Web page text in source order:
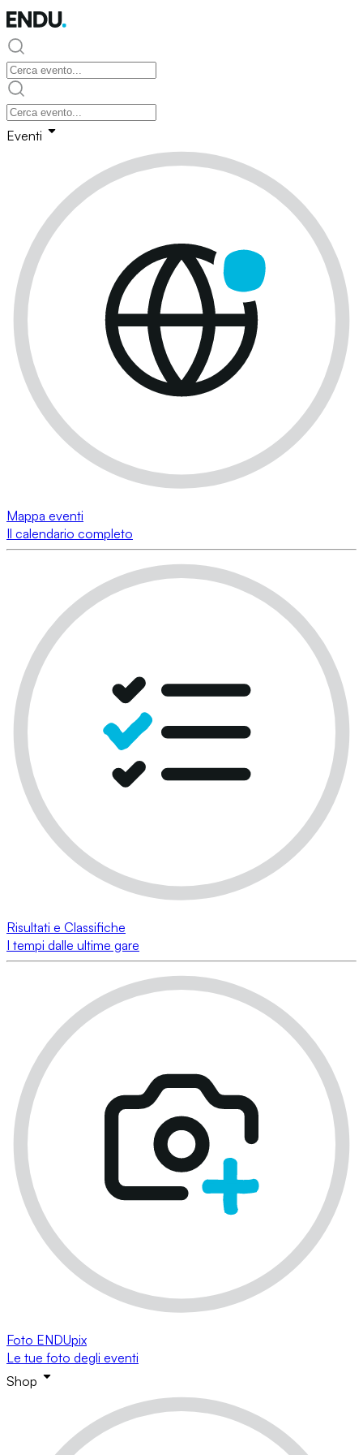
Eventi
Mappa eventi
Il calendario completo
Risultati e Classifiche
I tempi dalle ultime gare
Foto ENDUpix
Le tue foto degli eventi
Shop